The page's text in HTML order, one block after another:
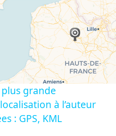
grande
à l’auteur
: GPS, KML